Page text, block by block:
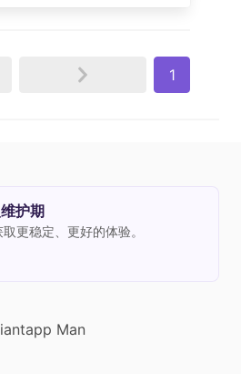
1
护期
更稳定、更好的体验。
Man